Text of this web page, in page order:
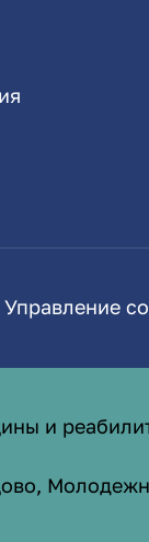
Управление
и